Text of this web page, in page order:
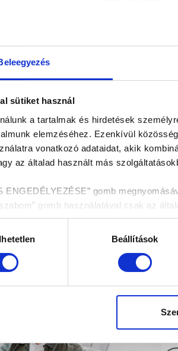
sütiket használ
a tartalmak és hirdetések
elemzéséhez. Ezenkívül
vonatkozó adataidat, akik
az általad használt más
ENGEDÉLYEZÉSE” gomb
szabom” gomb használatával csak az
megjelenítése fül alatt
Beállítások